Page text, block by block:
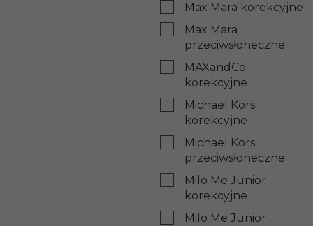
Max Mara korekcyjne
Max Mara
przeciwsłoneczne
MAXandCo.
korekcyjne
Michael Kors
korekcyjne
Michael Kors
przeciwsłoneczne
Milo Me Junior
korekcyjne
Milo Me Junior